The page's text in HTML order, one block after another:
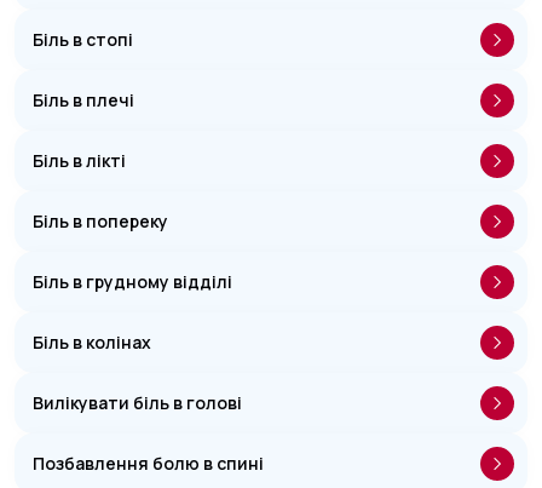
Біль в стопі
Біль в плечі
Біль в лікті
Біль в попереку
Біль в грудному відділі
Біль в колінах
Вилікувати біль в голові
Позбавлення болю в спині